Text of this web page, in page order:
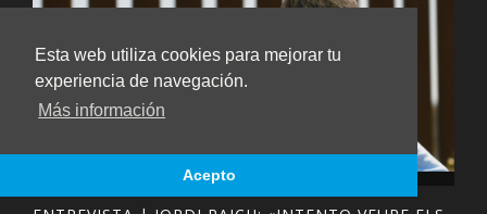
Esta web utiliza cookies para mejorar tu
experiencia de navegación.
Más información
Acepto